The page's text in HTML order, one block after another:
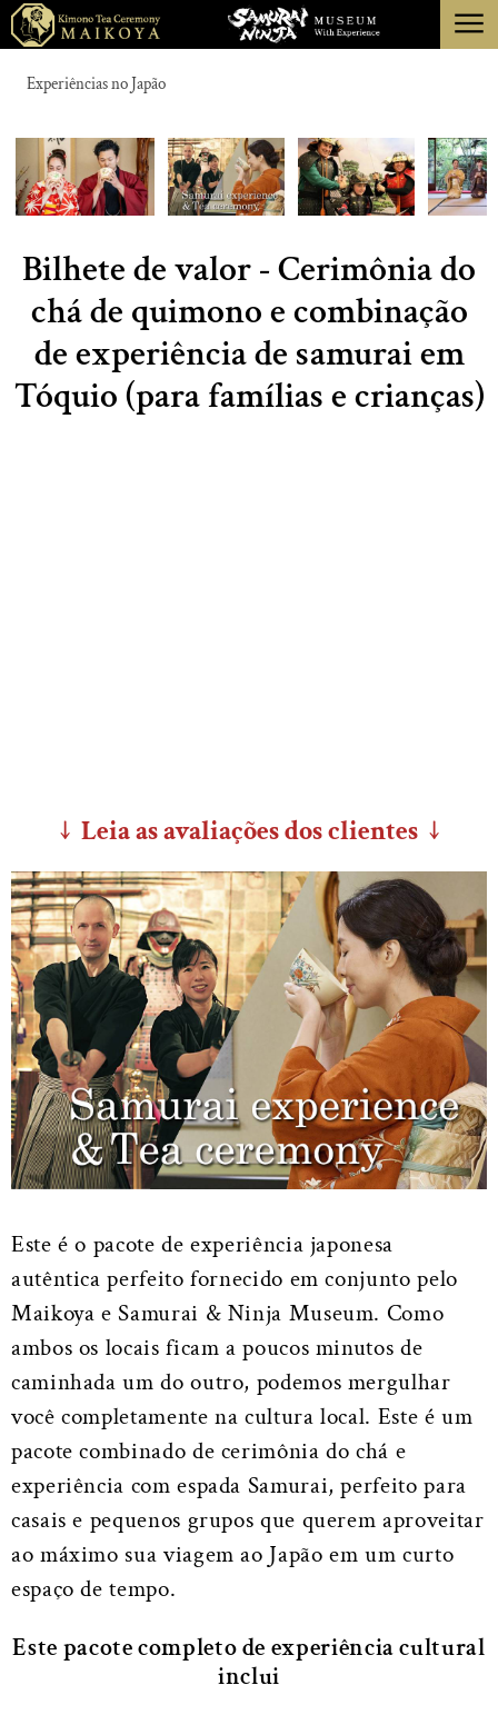
SOBRE
CANCELAMENTO
menu
Experiências no Japão
Bilhete de valor - Cerimônia do
chá de quimono e combinação
de experiência de samurai em
Tóquio (para famílias e crianças)
↓ Leia as avaliações dos clientes ↓
Este é o pacote de experiência japonesa
autêntica perfeito fornecido em conjunto pelo
Maikoya e Samurai & Ninja Museum. Como
ambos os locais ficam a poucos minutos de
caminhada um do outro, podemos mergulhar
você completamente na cultura local. Este é um
pacote combinado de cerimônia do chá e
experiência com espada Samurai, perfeito para
casais e pequenos grupos que querem aproveitar
ao máximo sua viagem ao Japão em um curto
espaço de tempo.
Este pacote completo de experiência cultural
inclui